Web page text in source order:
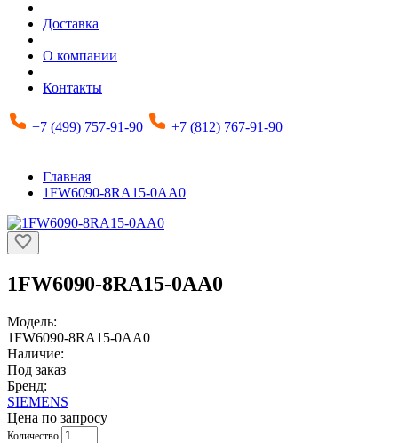
Доставка
О компании
Контакты
+7 (499) 757-91-90 +7 (812) 767-91-90
Главная
1FW6090-8RA15-0AA0
1FW6090-8RA15-0AA0
Модель:
1FW6090-8RA15-0AA0
Наличие:
Под заказ
Бренд:
SIEMENS
Цена по запросу
Количество